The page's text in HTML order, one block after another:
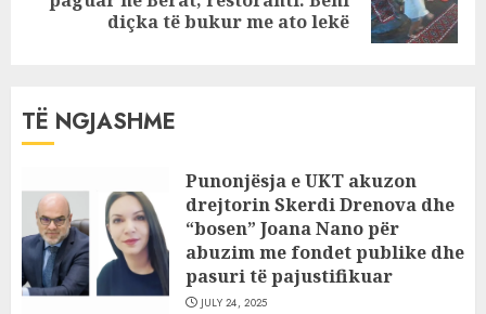
diçka të bukur me ato lekë
TË NGJASHME
Punonjësja e UKT akuzon
drejtorin Skerdi Drenova dhe
“bosen” Joana Nano për
abuzim me fondet publike dhe
pasuri të pajustifikuar
JULY 24, 2025